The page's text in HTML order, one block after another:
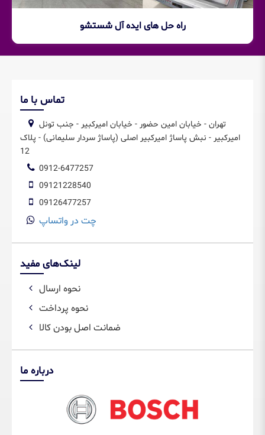
راه حل های ایده آل شستشو
تماس با ما
امیرکبیر - نبش پاساژ امیرکبیر اصلی (پاساژ سردار سلیمانی) - پلاک
12
0912-6477257
09121228540
09126477257
چت در واتساپ
لینک‌های مفید
نحوه ارسال
نحوه پرداخت
ضمانت اصل بودن کالا
درباره ما